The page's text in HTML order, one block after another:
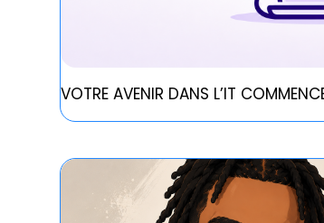
VOTRE AVENIR DANS L’IT